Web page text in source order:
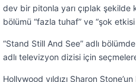
dev bir pitonla yarı çıplak
bölümü “fazla tuhaf” ve “şok
“Stand Still And See” adlı
adlı televizyon dizisi için
Hollywood yıldızı Sharon